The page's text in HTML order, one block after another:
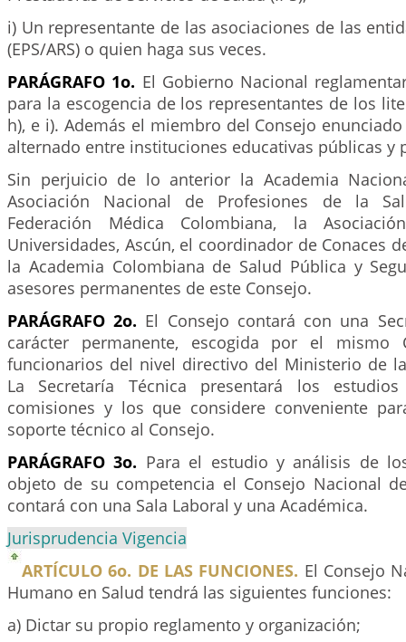
i) Un representante de las asociaciones de las
(EPS/ARS) o quien haga sus veces.
PARÁGRAFO 1o. El Gobierno Nacional
para la escogencia de los representantes de los
h), e i). Además el miembro del Consejo
alternado entre instituciones educativas públicas y
Sin perjuicio de lo anterior la Academia
Asociación Nacional de Profesiones de la
Federación Médica Colombiana, la
Universidades, Ascún, el coordinador de Conaces
la Academia Colombiana de Salud Pública y
asesores permanentes de este Consejo.
PARÁGRAFO 2o. El Consejo contará con una
carácter permanente, escogida por el mismo
funcionarios del nivel directivo del Ministerio de
La Secretaría Técnica presentará los
comisiones y los que considere conveniente
soporte técnico al Consejo.
PARÁGRAFO 3o. Para el estudio y análisis de
objeto de su competencia el Consejo Nacional
contará con una Sala Laboral y una Académica.
Jurisprudencia Vigencia
ARTÍCULO 6o. DE LAS FUNCIONES. El Consejo
Humano en Salud tendrá las siguientes funciones:
a) Dictar su propio reglamento y organización;